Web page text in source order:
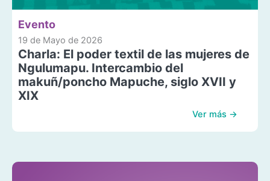
Evento
19 de Mayo de 2026
Charla: El poder textil de las mujeres de
Ngulumapu. Intercambio del
makuñ/poncho Mapuche, siglo XVII y
XIX
Ver más →